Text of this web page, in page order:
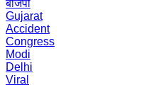
बीजेपी
Gujarat
Accident
Congress
Modi
Delhi
Viral